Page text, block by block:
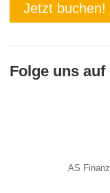
Jetzt buchen!
Folge uns auf
AS